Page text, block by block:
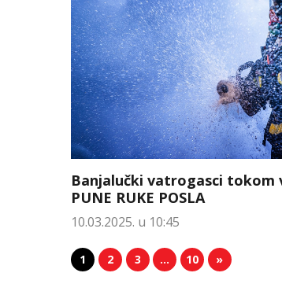
Banjalučki vatrogasci tokom
PUNE RUKE POSLA
10.03.2025. u 10:45
1 2 3 … 10 »